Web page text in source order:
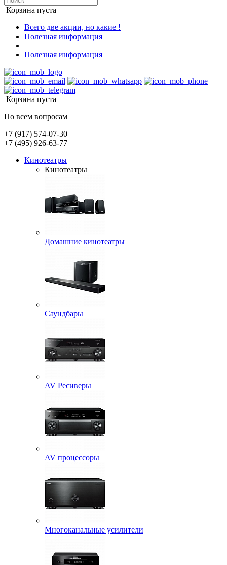
Корзина пуста
Всего две акции, но какие !
Полезная информация
Полезная информация
Корзина пуста
По всем вопросам
+7 (917) 574-07-30
+7 (495) 926-63-77
Кинотеатры
Кинотеатры
Домашние кинотеатры
Саундбары
AV Ресиверы
AV процессоры
Многоканальные усилители